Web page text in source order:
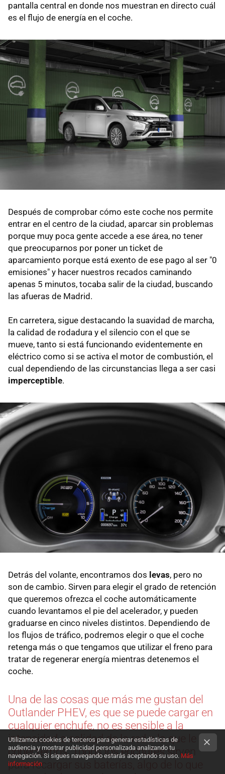
pantalla central en donde nos muestran en directo cuál
es el flujo de energía en el coche.
Después de comprobar cómo este coche nos permite
entrar en el centro de la ciudad, aparcar sin problemas
porque muy poca gente accede a ese área, no tener
que preocuparnos por poner un ticket de
aparcamiento porque está exento de ese pago al ser "0
emisiones" y hacer nuestros recados caminando
apenas 5 minutos, tocaba salir de la ciudad, buscando
las afueras de Madrid.
En carretera, sigue destacando la suavidad de marcha,
la calidad de rodadura y el silencio con el que se
mueve, tanto si está funcionando evidentemente en
eléctrico como si se activa el motor de combustión, el
cual dependiendo de las circunstancias llega a ser casi
imperceptible.
Detrás del volante, encontramos dos levas, pero no
son de cambio. Sirven para elegir el grado de retención
que queremos ofrezca el coche automáticamente
cuando levantamos el pie del acelerador, y pueden
graduarse en cinco niveles distintos. Dependiendo de
los flujos de tráfico, podremos elegir o que el coche
retenga más o que tengamos que utilizar el freno para
tratar de regenerar energía mientras detenemos el
coche.
Una de las cosas que más me gustan del
Outlander PHEV, es que se puede cargar en
cualquier enchufe, no es sensible a la
intensidad o calidad de la red a la que le
conectemos. Todos los enchufes sirven
para recargar sus baterías, algo de lo que
Utilizamos cookies de terceros para generar estadísticas de
audiencia y mostrar publicidad personalizada analizando tu
navegación. Si sigues navegando estarás aceptando su uso. Más
información